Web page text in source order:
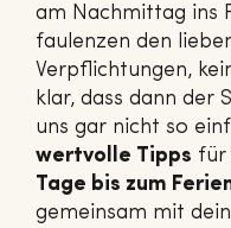
am Nachmittag ins
faulenzen den
Verpflichtungen,
klar, dass dann der
uns gar nicht so
wertvolle Tipps für
Tage bis zum
gemeinsam mit